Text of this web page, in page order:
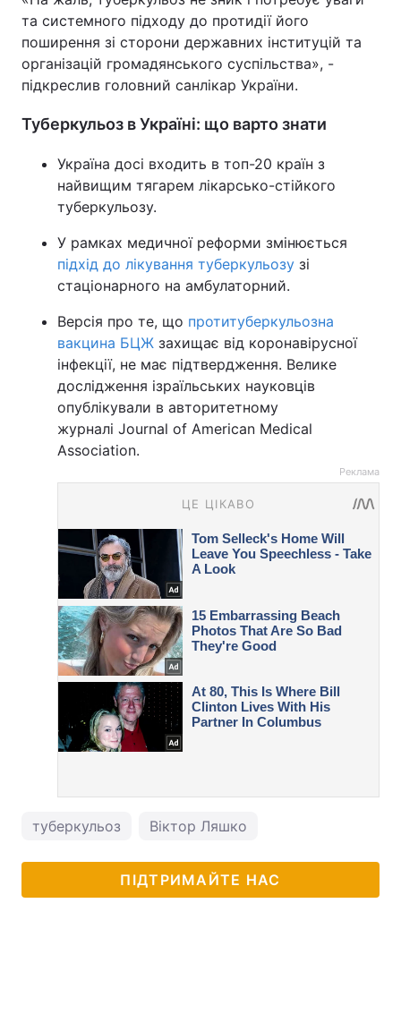
та системного підходу до протидії його
поширення зі сторони державних інституцій та
організацій громадянського суспільства», -
підкреслив головний санлікар України.
Туберкульоз в Україні: що варто знати
Україна досі входить в топ-20 країн з
найвищим тягарем лікарсько-стійкого
туберкульозу.
У рамках медичної реформи змінюється
підхід до лікування туберкульозу зі
стаціонарного на амбулаторний.
Версія про те, що протитуберкульозна
вакцина БЦЖ захищає від коронавірусної
інфекції, не має підтвердження. Велике
дослідження ізраїльських науковців
опублікували в авторитетному
журналі Journal of American Medical
Association.
Реклама
туберкульоз Віктор Ляшко
ПІДТРИМАЙТЕ НАС